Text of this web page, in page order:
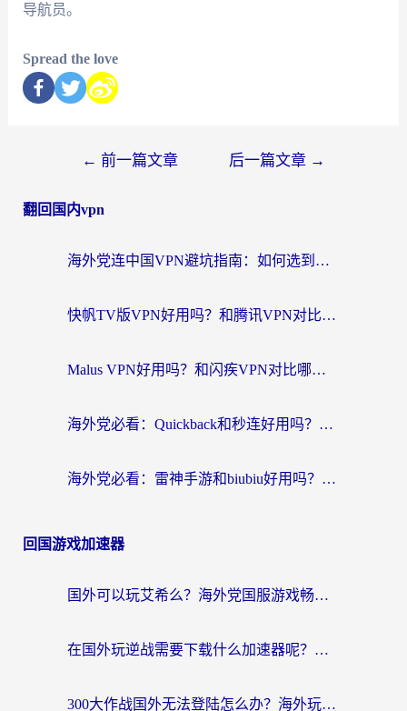
导航员。
Spread the love
← 前一篇文章 后一篇文章 →
翻回国内vpn
海外党连中国VPN避坑指南：如何选到真正能无缝刷国内资源的加速器？
快帆TV版VPN好用吗？和腾讯VPN对比哪个回国效果更好？海外党必看的真实体验指南
Malus VPN好用吗？和闪疾VPN对比哪个回国效果更好？海外华人的实用避坑指南
海外党必看：Quickback和秒连好用吗？3步选对回国加速器，无缝刷国内资源
海外党必看：雷神手游和biubiu好用吗？3招选对回国加速器无缝刷国内资源
回国游戏加速器
国外可以玩艾希么？海外党国服游戏畅玩终极指南（附加速器选择秘籍）
在国外玩逆战需要下载什么加速器呢？海外党亲测有效的国服游戏加速指南
300大作战国外无法登陆怎么办？海外玩家亲测有效的解决指南